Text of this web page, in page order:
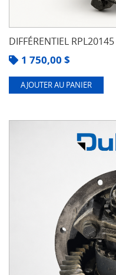
DIFFÉRENTIEL RPL20145
1 750,00 $
AJOUTER AU PANIER